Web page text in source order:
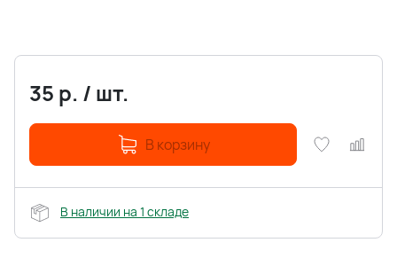
35 р. / шт.
В корзину
В наличии на 1 складе